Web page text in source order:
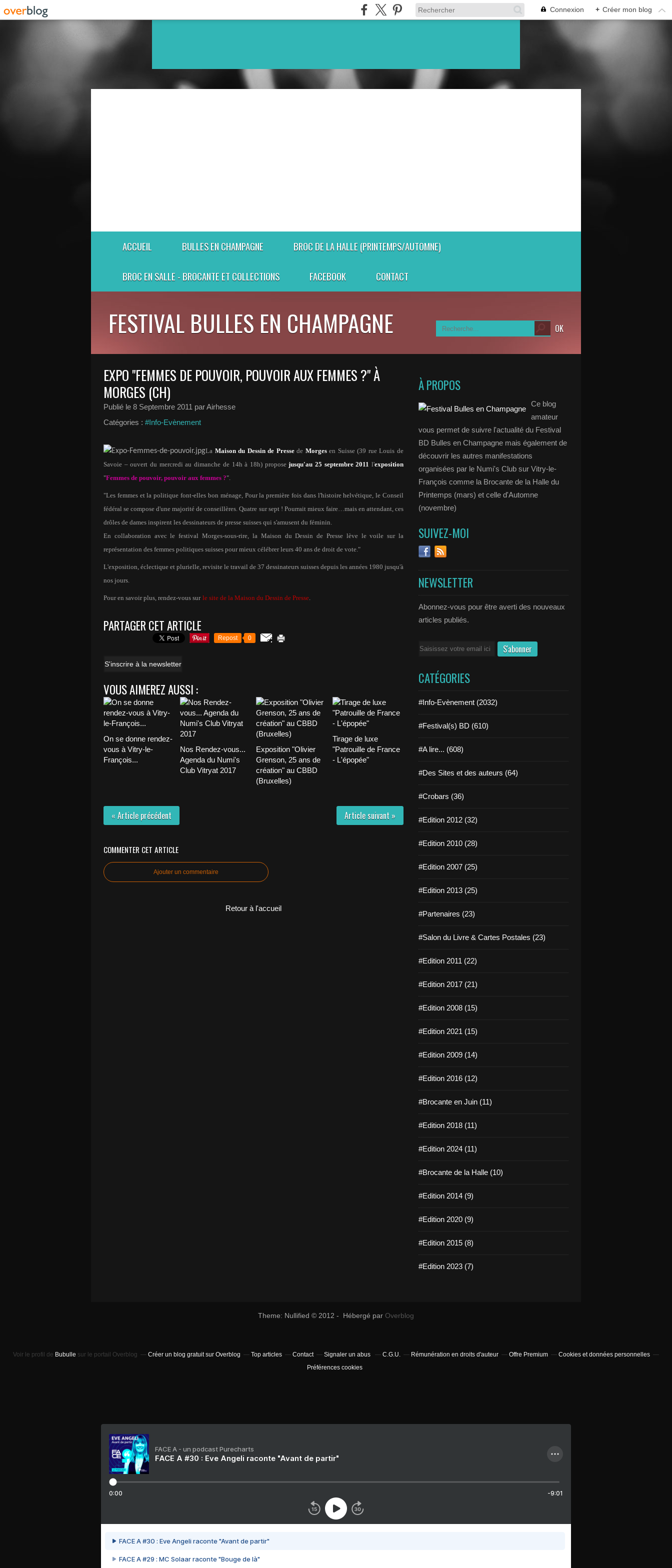
Connexion + Créer mon blog
ACCUEIL BULLES EN CHAMPAGNE BROC DE LA HALLE (PRINTEMPS/AUTOMNE)
BROC EN SALLE - BROCANTE ET COLLECTIONS FACEBOOK CONTACT
FESTIVAL BULLES EN CHAMPAGNE
EXPO "FEMMES DE POUVOIR, POUVOIR AUX FEMMES ?" À
MORGES (CH)
Publié le 8 Septembre 2011 par Airhesse
Catégories : #Info-Evènement
La Maison du Dessin de Pressede Morgesen Suisse (39 rue Louis de
Savoie – ouvert du mercredi au dimanche de 14h à 18h) proposejusqu'au 25 septembre 2011 l'exposition
"Femmes de pouvoir, pouvoir aux femmes ?".
"Les femmes et la politique font-elles bon ménage, Pour la première fois dans l'histoire helvétique, le Conseil
fédéral se compose d'une majorité de conseillères. Quatre sur sept ! Pourrait mieux faire…mais en attendant, ces
drôles de dames inspirent les dessinateurs de presse suisses qui s'amusent du féminin.
En collaboration avec le festival Morges-sous-rire, la Maison du Dessin de Presse lève le voile sur la
représentation des femmes politiques suisses pour mieux célébrer leurs 40 ans de droit de vote."
L'exposition, éclectique et plurielle, revisite le travail de 37 dessinateurs suisses depuis les années 1980 jusqu'à
nos jours.
Pour en savoir plus, rendez-vous sur le site de la Maison du Dessin de Presse.
PARTAGER CET ARTICLE
Repost 0
S'inscrire à la newsletter
VOUS AIMEREZ AUSSI :
On se donne rendez-
vous à Vitry-le-
François...
Nos Rendez-vous...
Agenda du Numi's
Club Vitryat 2017
Exposition "Olivier
Grenson, 25 ans de
création" au CBBD
(Bruxelles)
Tirage de luxe
"Patrouille de France
- L'épopée"
« Article précédent Article suivant »
COMMENTER CET ARTICLE
Ajouter un commentaire
Retour à l'accueil
À PROPOS
Ce blog
amateur
vous permet de suivre l'actualité du Festival
BD Bulles en Champagne mais également de
découvrir les autres manifestations
organisées par le Numi's Club sur Vitry-le-
François comme la Brocante de la Halle du
Printemps (mars) et celle d'Automne
(novembre)
SUIVEZ-MOI
NEWSLETTER
Abonnez-vous pour être averti des nouveaux
articles publiés.
Email
CATÉGORIES
#Info-Evènement (2032)
#Festival(s) BD (610)
#A lire... (608)
#Des Sites et des auteurs (64)
#Crobars (36)
#Edition 2012 (32)
#Edition 2010 (28)
#Edition 2007 (25)
#Edition 2013 (25)
#Partenaires (23)
#Salon du Livre & Cartes Postales (23)
#Edition 2011 (22)
#Edition 2017 (21)
#Edition 2008 (15)
#Edition 2021 (15)
#Edition 2009 (14)
#Edition 2016 (12)
#Brocante en Juin (11)
#Edition 2018 (11)
#Edition 2024 (11)
#Brocante de la Halle (10)
#Edition 2014 (9)
#Edition 2020 (9)
#Edition 2015 (8)
#Edition 2023 (7)
Theme: Nullified © 2012 - Hébergé par Overblog
Voir le profil de Bubulle sur le portail Overblog Créer un blog gratuit sur Overblog Top articles Contact Signaler un abus C.G.U. Rémunération en droits d'auteur Offre Premium
Cookies et données personnelles
Préférences cookies
FACE A - un podcast Purecharts
FACE A #30 : Eve Angeli raconte "Avant de partir"
0:00 -9:01
FACE A #30 : Eve Angeli raconte "Avant de partir"
FACE A #29 : MC Solaar raconte "Bouge de là"